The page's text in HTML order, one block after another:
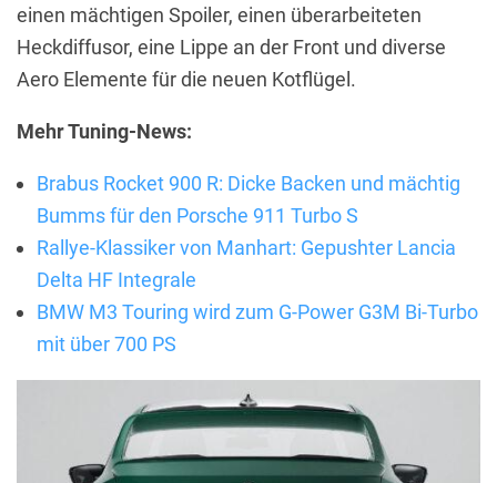
einen mächtigen Spoiler, einen überarbeiteten
Heckdiffusor, eine Lippe an der Front und diverse
Aero Elemente für die neuen Kotflügel.
Mehr Tuning-News:
Brabus Rocket 900 R: Dicke Backen und mächtig
Bumms für den Porsche 911 Turbo S
Rallye-Klassiker von Manhart: Gepushter Lancia
Delta HF Integrale
BMW M3 Touring wird zum G-Power G3M Bi-Turbo
mit über 700 PS